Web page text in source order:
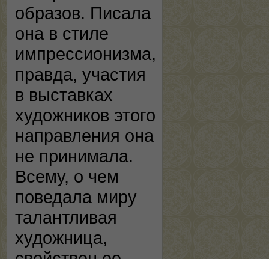
образов. Писала
она в стиле
импрессионизма,
правда, участия
в выставках
художников этого
направления она
не принимала.
Всему, о чем
поведала миру
талантливая
художница,